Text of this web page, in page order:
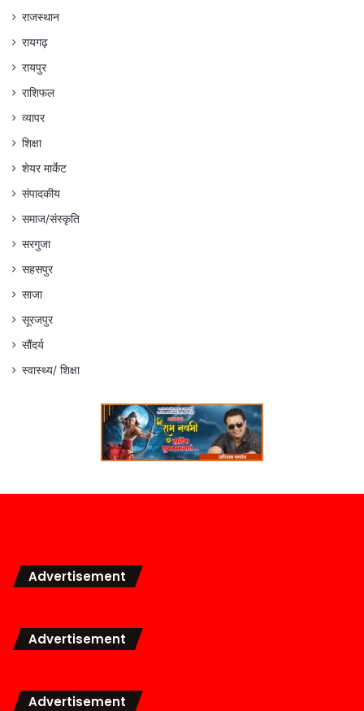
राजस्थान
रायगढ़
रायपुर
राशिफल
व्यापर
शिक्षा
शेयर मार्केट
संपादकीय
समाज/संस्कृति
सरगुजा
सहसपुर
साजा
सूरजपुर
सौंदर्य
स्वास्थ्य/ शिक्षा
Advertisement
Advertisement
Advertisement